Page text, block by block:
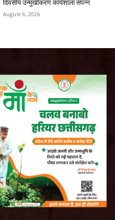
दिवसीय उन्मुखीकरण कार्यशाला संपन्न
August 6, 2026